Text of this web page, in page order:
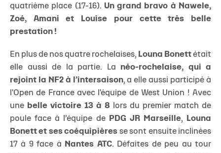
quatrième place (17-16). Un grand bravo à Nawele,
Zoé, Amani et Louise pour cette très belle
prestation !
En plus de nos quatre rochelaises, Louna Bonett était
elle aussi de la partie. La néo-rochelaise, qui a
rejoint la NF2 à l’intersaison, a elle aussi participé à
l'Open de France avec l'équipe de West Union ! Avec
une belle victoire 13 à 8 lors du premier match de
poule face à l’équipe de
PDG JR Marseille,
Louna
Bonett et ses coéquipières se sont ensuite inclinées
17 à 9 face à
Nantes ATC. Défaites de peu au tour